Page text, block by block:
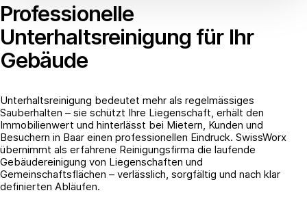
Professionelle
Unterhaltsreinigung für Ihr
Gebäude
Unterhaltsreinigung bedeutet mehr als regelmässiges
Sauberhalten – sie schützt Ihre Liegenschaft, erhält den
Immobilienwert und hinterlässt bei Mietern, Kunden und
Besuchern in Baar einen professionellen Eindruck. SwissWorx
übernimmt als erfahrene Reinigungsfirma die laufende
Gebäudereinigung von Liegenschaften und
Gemeinschaftsflächen – verlässlich, sorgfältig und nach klar
definierten Abläufen.